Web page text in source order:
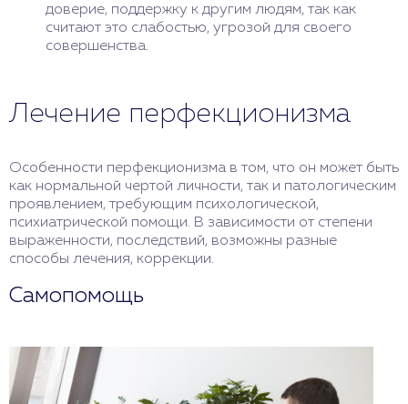
доверие, поддержку к другим людям, так как
считают это слабостью, угрозой для своего
совершенства.
Лечение перфекционизма
Особенности перфекционизма в том, что он может быть
как нормальной чертой личности, так и патологическим
проявлением, требующим психологической,
психиатрической помощи. В зависимости от степени
выраженности, последствий, возможны разные
способы лечения, коррекции.
Самопомощь